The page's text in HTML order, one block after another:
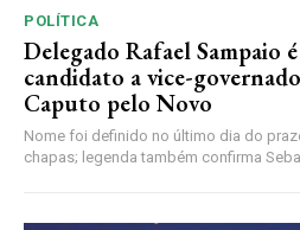
POLÍTICA
Delegado Rafael Sampaio
candidato a vice-
Caputo pelo Novo
Nome foi definido no último dia do
chapas; legenda também confirma